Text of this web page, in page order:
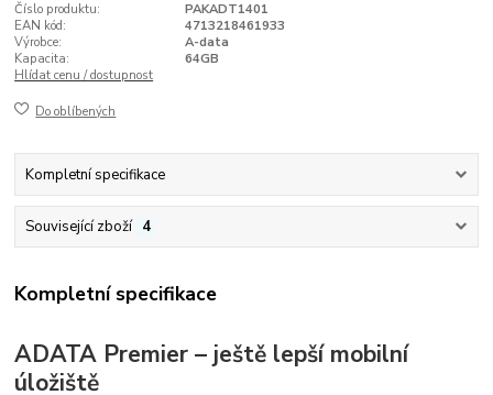
Číslo produktu:
PAKADT1401
EAN kód:
4713218461933
Výrobce:
A-data
Kapacita:
64GB
Hlídat cenu / dostupnost
Do oblíbených
Kompletní specifikace
Související zboží 4
Kompletní specifikace
ADATA Premier – ještě lepší mobilní
úložiště